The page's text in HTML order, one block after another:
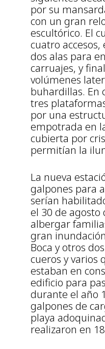
por su
con un gran
escultórico. El
cuatro
dos alas para
carruajes, y
volúmenes
buhardillas. En
tres
por una
empotrada en
cubierta por
permitían la
La nueva
galpones para
serían
el 30 de agosto
albergar
gran
Boca y otros
cueros y varios
estaban en
edificio para
durante el año
galpones de
playa
realizaron en